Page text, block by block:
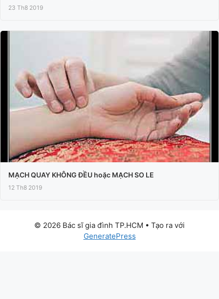
23 Th8 2019
MẠCH QUAY KHÔNG ĐỀU hoặc MẠCH SO LE
12 Th8 2019
© 2026 Bác sĩ gia đình TP.HCM • Tạo ra với
GeneratePress